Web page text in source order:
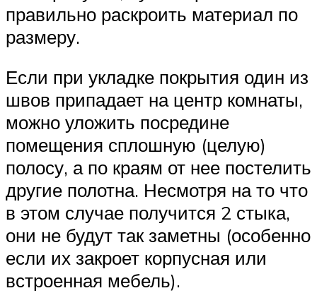
правильно раскроить материал по
размеру.
Если при укладке покрытия один из
швов припадает на центр комнаты,
можно уложить посредине
помещения сплошную (целую)
полосу, а по краям от нее постелить
другие полотна. Несмотря на то что
в этом случае получится 2 стыка,
они не будут так заметны (особенно
если их закроет корпусная или
встроенная мебель).